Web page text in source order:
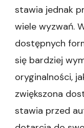
stawia jednak
wiele wyzwań.
dostępnych
się bardziej
oryginalności,
zwiększona
stawia przed